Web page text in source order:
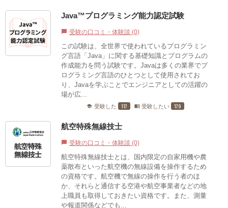
Java™プログラミング能力認定試験
chat_bubble 受験の口コミ・体験談 (0)
この試験は、全世界で使われているプログラミン
グ言語「Java」に関する基礎知識とプログラムの
作成能力を問う試験です。Javaは多くの業界でプ
ログラミング言語のひとつとして使用されてお
り、Javaを学ぶことでエンジニアとしての活躍の
場が広...
school 受験した 117 menu_book 受験したい 179
航空特殊無線技士
chat_bubble 受験の口コミ・体験談 (0)
航空特殊無線技士とは、国内限定の自家用機や農
薬散布といった航空機の無線設備を操作するため
の資格です。航空機で無線の操作を行う者のほ
か、それらと通信する空港や航空事業者などの地
上職員も取得しておきたい資格です。また、測量
や報道関係などでも...